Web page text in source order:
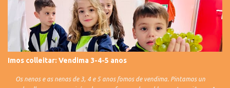
Imos colleitar: Vendima 3-4-5 anos
Os nenos e as nenas de 3, 4 e 5 anos fomos de vendima. Pintamos un